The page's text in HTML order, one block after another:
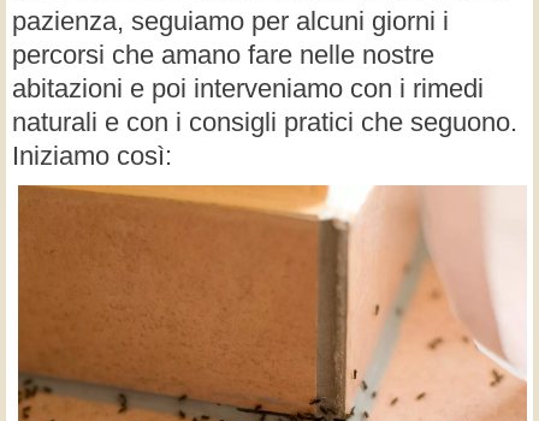
pazienza, seguiamo per alcuni giorni i
percorsi che amano fare nelle nostre
abitazioni e poi interveniamo con i rimedi
naturali e con i consigli pratici che seguono.
Iniziamo così: